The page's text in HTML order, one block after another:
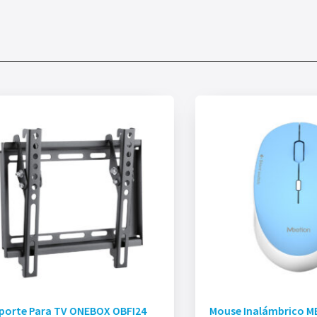
Para TV ONEBOX OBFI24 Mouse Inalámbrico